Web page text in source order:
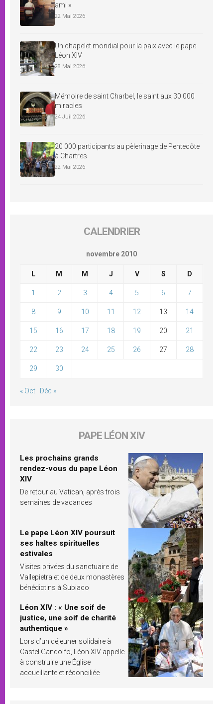
ami »
22 Mai 2026
Un chapelet mondial pour la paix avec le pape
Léon XIV
28 Mai 2026
Mémoire de saint Charbel, le saint aux 30 000
miracles
24 Juil 2026
20 000 participants au pèlerinage de Pentecôte
à Chartres
22 Mai 2026
CALENDRIER
novembre 2010
L M M J V S D
1 2 3 4 5 6 7
8 9 10 11 12 13 14
15 16 17 18 19 20 21
22 23 24 25 26 27 28
29 30
« Oct Déc »
PAPE LÉON XIV
Les prochains grands
rendez-vous du pape Léon
XIV
De retour au Vatican, après trois
semaines de vacances
Le pape Léon XIV poursuit
ses haltes spirituelles
estivales
Visites privées du sanctuaire de
Vallepietra et de deux monastères
bénédictins à Subiaco
Léon XIV : « Une soif de
justice, une soif de charité
authentique »
Lors d’un déjeuner solidaire à
Castel Gandolfo, Léon XIV appelle
à construire une Église
accueillante et réconciliée